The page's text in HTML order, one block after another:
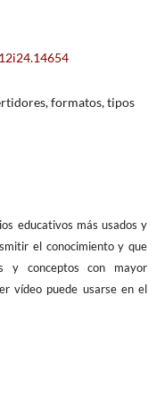
formatos, tipos
educativos más usados y
el conocimiento y que
y conceptos con mayor
vídeo puede usarse en el